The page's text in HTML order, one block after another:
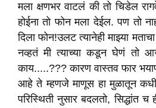
मला क्षणभर वाटलं की तो चिडेल
होईना तो फोन मला देईल. पण तो
दिला फोन!उलट त्यानेही माझ्या
नव्हतं मी त्याच्या कडून घेणं
काय.....??? कारण वास्तव फार
आहे ते म्हणजे माणूस हा मुळातून
परिस्थिती नुसार बदलतो, सिद्धांत